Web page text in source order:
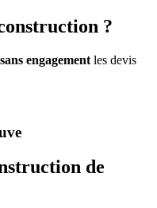
?
sans engagement les devis
de